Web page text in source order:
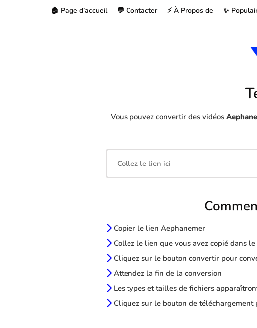
🏠 Page d’accueil 💬 Contacter ⚡ À Propos de ✨
Vous pouvez convertir des vidéos
Copier le lien Aephanemer
Collez le lien que vous avez copié dans
Cliquez sur le bouton convertir pour
Attendez la fin de la conversion
Les types et tailles de fichiers
Cliquez sur le bouton de